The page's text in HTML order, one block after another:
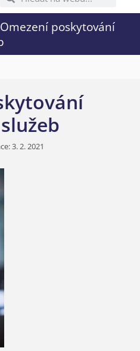
Omezení poskytování
3. 2. 2021